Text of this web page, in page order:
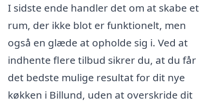
I sidste ende handler det om at skabe et
rum, der ikke blot er funktionelt, men
også en glæde at opholde sig i. Ved at
indhente flere tilbud sikrer du, at du får
det bedste mulige resultat for dit nye
køkken i Billund, uden at overskride dit